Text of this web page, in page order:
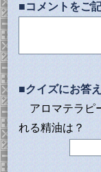
■コメントをご
■クイズにお答
アロマテラピ
れる精油は？